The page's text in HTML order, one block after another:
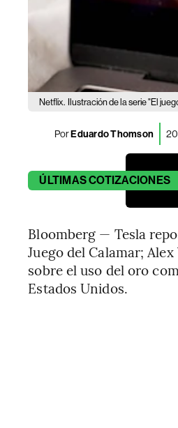
Netflix. Ilustración de la serie "El
PorEduardo Thomson
ÚLTIMASCOTIZACIONES
Bloomberg — Tesla
Juego del Calamar;
sobre el uso del oro
Estados Unidos.